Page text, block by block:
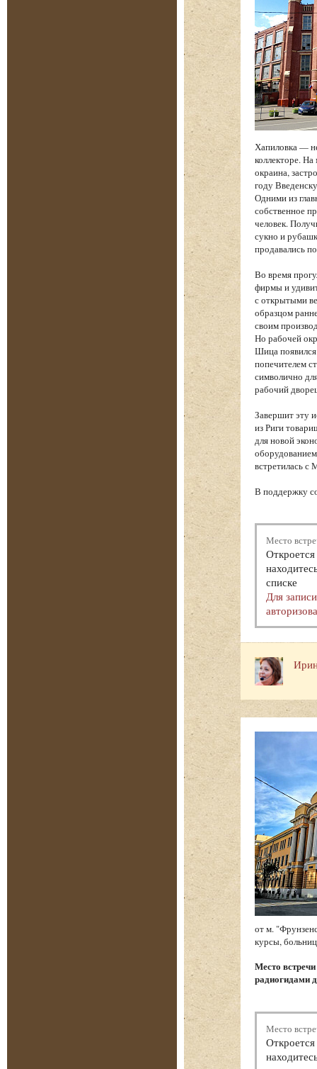
Хапиловка —
коллекторе.
окраина,
году
Одними из
собственное
человек.
сукно и
продавались
Во время
фирмы и
с открытыми
образцом
своим
Но рабочей
Шица
попечителем
символично
рабочий
Завершит эту
из Риги
для новой
встретилась с
В поддержку
Место
списке
Для
от м.
курсы,
Место
радиогидами
Место